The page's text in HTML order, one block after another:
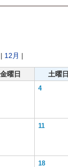
| 12月 |
金曜日 土曜日
4
11
18